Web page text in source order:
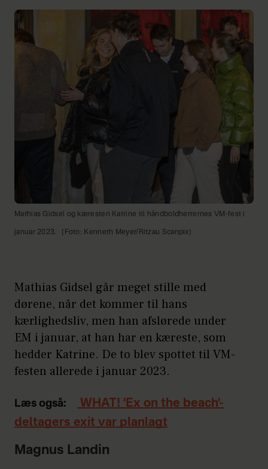
Mathias Gidsel og kæresten Katrine til håndboldherrernes VM-fest i
januar 2023. (Foto: Kenneth Meyer/Ritzau Scanpix)
Mathias Gidsel går meget stille med
dørene, når det kommer til hans
kærlighedsliv, men han afslørede under
EM i januar, at han har en kæreste, som
hedder Katrine. De to blev spottet til VM-
festen allerede i januar 2023.
Læs også:
WHAT! 'Ex on the beach'-
deltagers exit var planlagt
Magnus Landin